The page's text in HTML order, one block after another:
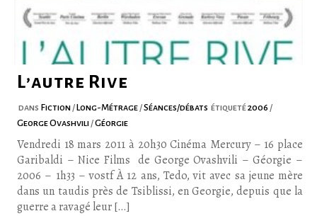
L’autre Rive
dans Fiction/ Long-Métrage/Séances/débats étiqueté2006/
George Ovashvili/Géorgie
Vendredi 18 mars 2011 à 20h30 Cinéma Mercury – 16 place
Garibaldi – Nice Films de George Ovashvili – Géorgie –
2006 – 1h33 – vostf À 12 ans, Tedo, vit avec sa jeune mère
dans un taudis près de Tsiblissi, en Georgie, depuis que la
guerre a ravagé leur […]